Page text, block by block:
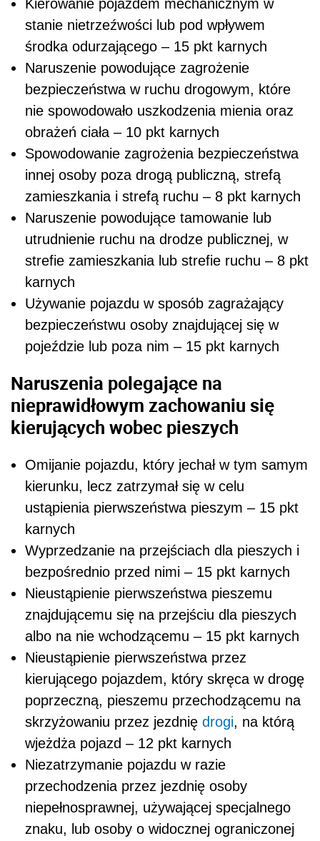
Kierowanie pojazdem mechanicznym w
stanie nietrzeźwości lub pod wpływem
środka odurzającego – 15 pkt karnych
Naruszenie powodujące zagrożenie
bezpieczeństwa w ruchu drogowym, które
nie spowodowało uszkodzenia mienia oraz
obrażeń ciała – 10 pkt karnych
Spowodowanie zagrożenia bezpieczeństwa
innej osoby poza drogą publiczną, strefą
zamieszkania i strefą ruchu – 8 pkt karnych
Naruszenie powodujące tamowanie lub
utrudnienie ruchu na drodze publicznej, w
strefie zamieszkania lub strefie ruchu – 8 pkt
karnych
Używanie pojazdu w sposób zagrażający
bezpieczeństwu osoby znajdującej się w
pojeździe lub poza nim – 15 pkt karnych
Naruszenia polegające na
nieprawidłowym zachowaniu się
kierujących wobec pieszych
Omijanie pojazdu, który jechał w tym samym
kierunku, lecz zatrzymał się w celu
ustąpienia pierwszeństwa pieszym – 15 pkt
karnych
Wyprzedzanie na przejściach dla pieszych i
bezpośrednio przed nimi – 15 pkt karnych
Nieustąpienie pierwszeństwa pieszemu
znajdującemu się na przejściu dla pieszych
albo na nie wchodzącemu – 15 pkt karnych
Nieustąpienie pierwszeństwa przez
kierującego pojazdem, który skręca w drogę
poprzeczną, pieszemu przechodzącemu na
skrzyżowaniu przez jezdnię drogi, na którą
wjeżdża pojazd – 12 pkt karnych
Niezatrzymanie pojazdu w razie
przechodzenia przez jezdnię osoby
niepełnosprawnej, używającej specjalnego
znaku, lub osoby o widocznej ograniczonej